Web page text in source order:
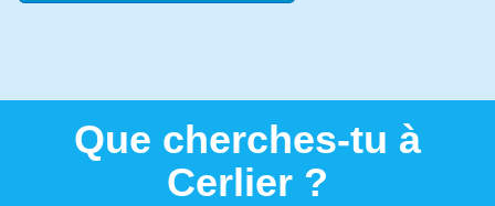
Que cherches-tu à
Cerlier ?